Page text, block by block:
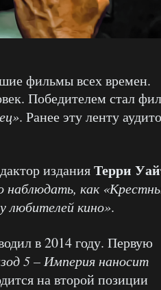
фильмы всех времен.
Победителем стал
. Ранее эту ленту
изданияТерри
наблюдать, как
любителей кино».
в 2014 году. Первую
5 – Империя наносит
на второй позиции